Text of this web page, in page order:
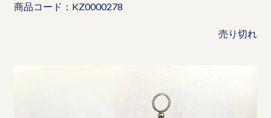
商品コード：KZ0000278
売り切れ